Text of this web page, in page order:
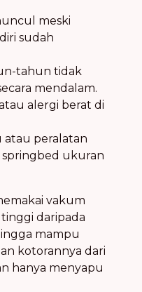
meski
sudah
tahun tidak
mendalam.
alergi berat di
atau peralatan
ukuran
vakum
daripada
mampu
kotorannya dari
hanya menyapu